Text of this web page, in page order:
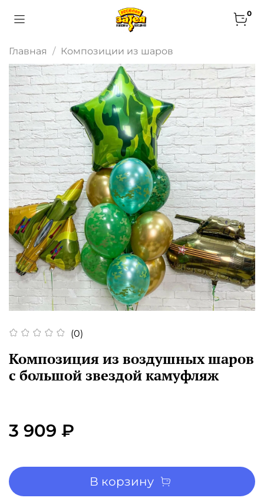
0
Главная Композиции из шаров
(0)
Композиция из воздушных шаров
с большой звездой камуфляж
3 909 ₽
В корзину